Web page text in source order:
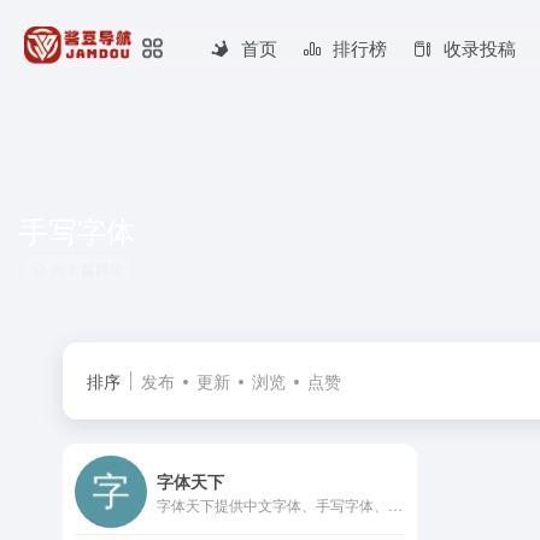
首页 排行榜 收录投稿
排序 发布 更新 浏览 点赞
字体天下